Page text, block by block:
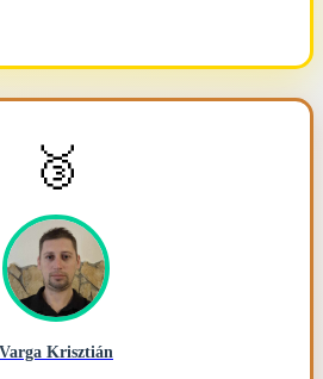
🥉
Varga Krisztián